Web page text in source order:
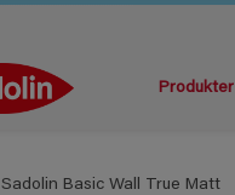
Produkter
Sadolin Basic Wall True Matt